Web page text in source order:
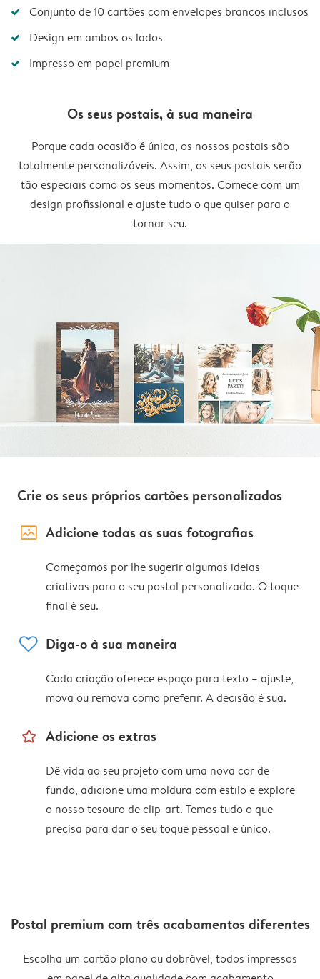
Conjunto de 10 cartões com envelopes brancos inclusos
Design em ambos os lados
Impresso em papel premium
Os seus postais, à sua maneira
Porque cada ocasião é única, os nossos postais são
totalmente personalizáveis. Assim, os seus postais serão
tão especiais como os seus momentos. Comece com um
design profissional e ajuste tudo o que quiser para o
tornar seu.
Crie os seus próprios cartões personalizados
image_placeholder Adicione todas as suas fotografias
Começamos por lhe sugerir algumas ideias
criativas para o seu postal personalizado. O toque
final é seu.
heart Diga-o à sua maneira
Cada criação oferece espaço para texto – ajuste,
mova ou remova como preferir. A decisão é sua.
star_outline Adicione os extras
Dê vida ao seu projeto com uma nova cor de
fundo, adicione uma moldura com estilo e explore
o nosso tesouro de clip-art. Temos tudo o que
precisa para dar o seu toque pessoal e único.
Postal premium com três acabamentos diferentes
Escolha um cartão plano ou dobrável, todos impressos